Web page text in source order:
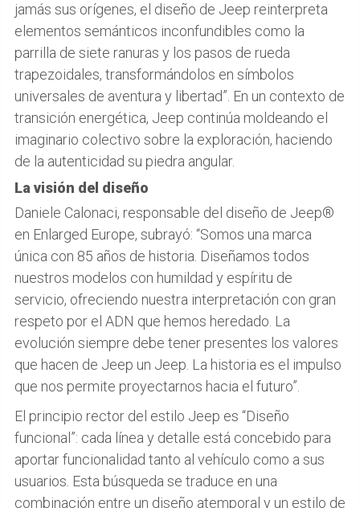
jamás sus orígenes, el diseño de Jeep reinterpreta
elementos semánticos inconfundibles como la
parrilla de siete ranuras y los pasos de rueda
trapezoidales, transformándolos en símbolos
universales de aventura y libertad”. En un contexto de
transición energética, Jeep continúa moldeando el
imaginario colectivo sobre la exploración, haciendo
de la autenticidad su piedra angular.
La visión del diseño
Daniele Calonaci, responsable del diseño de Jeep®
en Enlarged Europe, subrayó: “Somos una marca
única con 85 años de historia. Diseñamos todos
nuestros modelos con humildad y espíritu de
servicio, ofreciendo nuestra interpretación con gran
respeto por el ADN que hemos heredado. La
evolución siempre debe tener presentes los valores
que hacen de Jeep un Jeep. La historia es el impulso
que nos permite proyectarnos hacia el futuro”.
El principio rector del estilo Jeep es “Diseño
funcional”: cada línea y detalle está concebido para
aportar funcionalidad tanto al vehículo como a sus
usuarios. Esta búsqueda se traduce en una
combinación entre un diseño atemporal y un estilo de